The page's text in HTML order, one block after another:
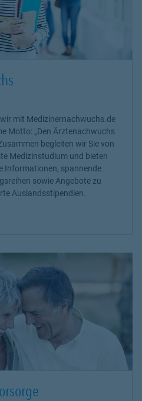
mit Medizinernachwuchs.de
Motto: „Den Ärztenachwuchs
begleiten wir Sie von
Medizinstudium und bieten
Informationen, spannende
sowie Angebote zu
Auslandsstipendien.
in New Tab